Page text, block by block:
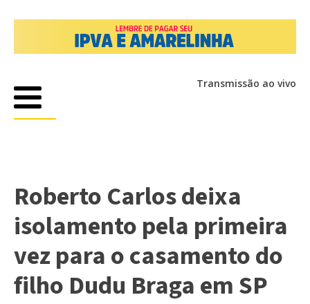
Transmissão ao vivo
Roberto Carlos deixa
isolamento pela primeira
vez para o casamento do
filho Dudu Braga em SP